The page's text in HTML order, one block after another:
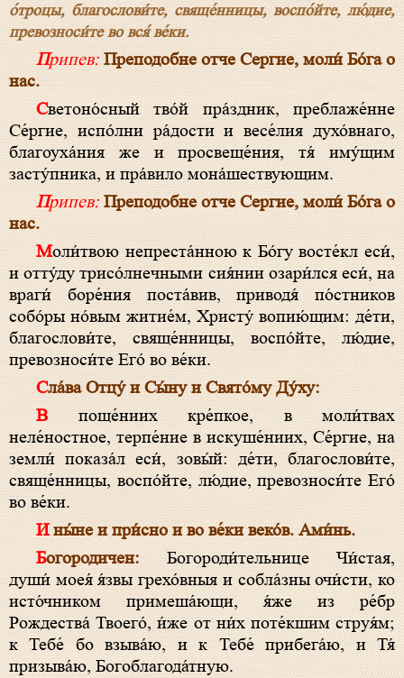
о́троцы, благослови́те, свяще́нницы, воспо́йте, лю́дие,
превозноси́те во вся́ ве́ки.
Припев: Преподобне отче Сергие, моли́ Бо́га о
нас.
Светоно́сный тво́й пра́здник, преблаже́нне
Се́ргие, испо́лни ра́дости и весе́лия духо́внаго,
благоуха́ния же и просвеще́ния, тя́ иму́щим
засту́пника, и пра́вило мона́шествующим.
Припев: Преподобне отче Сергие, моли́ Бо́га о
нас.
Моли́твою непреста́нною к Бо́гу восте́кл еси́,
и отту́ду трисо́лнечными сия́нии озари́лся еси́, на
враги́ боре́ния поста́вив, приводя́ по́стников
собо́ры но́вым житие́м, Христу́ вопию́щим: де́ти,
благослови́те, свяще́нницы, воспо́йте, лю́дие,
превозноси́те Его́ во ве́ки.
Сла́ва Отцу́ и Сы́ну и Свято́му Ду́ху:
В поще́ниих кре́пкое, в моли́твах
неле́ностное, терпе́ние в искуше́ниих, Се́ргие, на
земли́ показа́л еси́, зовы́й: де́ти, благослови́те,
свяще́нницы, воспо́йте, лю́дие, превозноси́те Его́
во ве́ки.
И ны́не и при́сно и во ве́ки веко́в. Ами́нь.
Богородичен:Богороди́тельнице Чи́стая,
души́ моея́ я́звы грехо́вныя и собла́зны очи́сти, ко
исто́чником примеша́ющи, я́же из ре́бр
Рождества́ Твоего́, и́же от ни́х поте́кшим струя́м;
к Тебе́ бо взыва́ю, и к Тебе́ прибега́ю, и Тя́
призыва́ю, Богоблагода́тную.